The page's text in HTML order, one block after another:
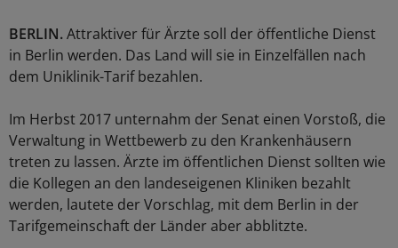
BERLIN.Attraktiver für Ärzte soll der öffentliche Dienst
in Berlin werden. Das Land will sie in Einzelfällen nach
dem Uniklinik-Tarif bezahlen.
Im Herbst 2017 unternahm der Senat einen Vorstoß, die
Verwaltung in Wettbewerb zu den Krankenhäusern
treten zu lassen. Ärzte im öffentlichen Dienst sollten wie
die Kollegen an den landeseigenen Kliniken bezahlt
werden, lautete der Vorschlag, mit dem Berlin in der
Tarifgemeinschaft der Länder aber abblitzte.